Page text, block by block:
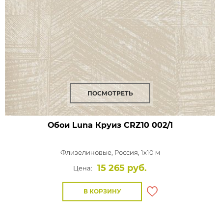
ПОСМОТРЕТЬ
Обои Luna КруизCRZ10 002/1
Флизелиновые, Россия, 1x10 м
Цена:
15 265 руб.
В КОРЗИНУ